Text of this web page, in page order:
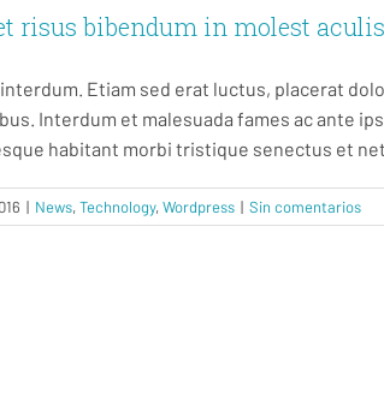
risus bibendum in molest aculis
Etiam sed erat luctus, placerat
Interdum et malesuada fames ac ante
habitant morbi tristique senectus et
| News,Technology,Wordpress | Sin comentarios